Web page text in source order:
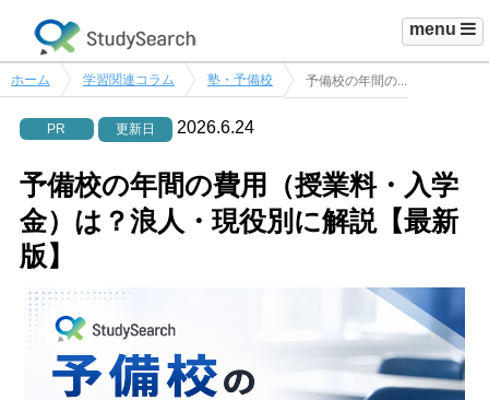
menu
ホーム 学習関連コラム 塾・予備校 予備校の年間の...
PR 更新日 2026.6.24
予備校の年間の費用（授業料・入学
金）は？浪人・現役別に解説【最新
版】